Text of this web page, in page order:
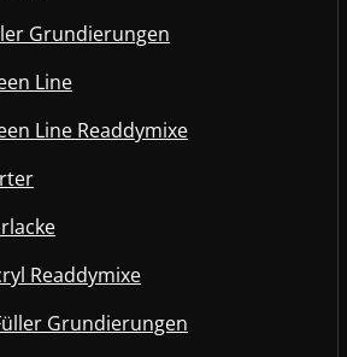
Grundierungen
Line
Line Readdymixe
Readdymixe
Grundierungen